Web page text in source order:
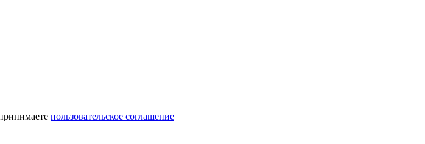
пользовательское соглашение